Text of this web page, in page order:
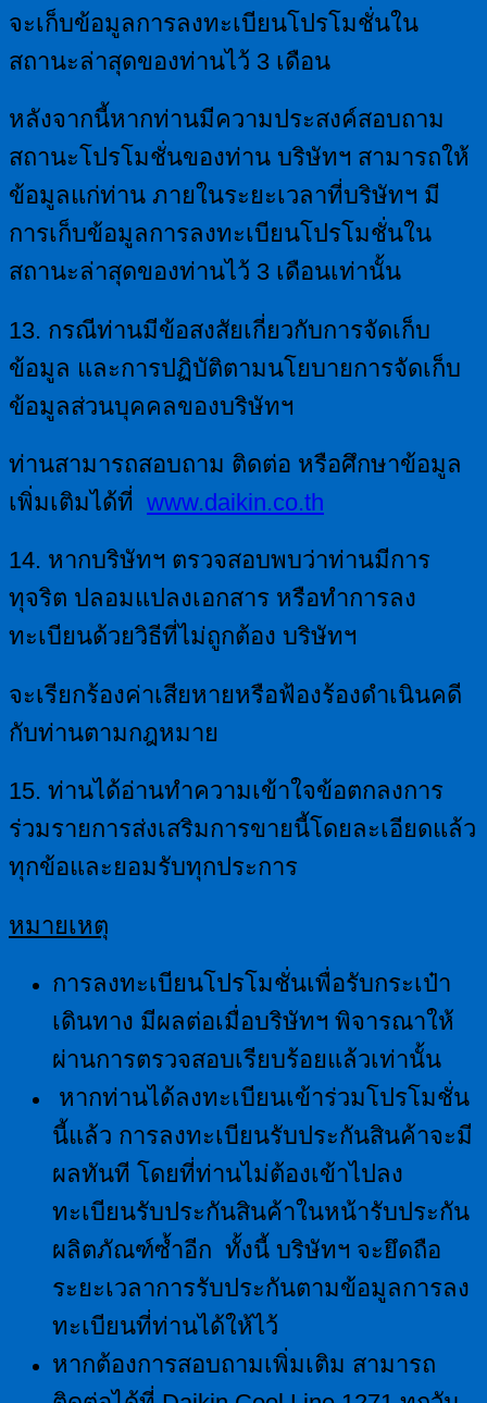
จะเก็บข้อมูลการลงทะเบียนโปรโมชั่นใน
สถานะล่าสุดของท่านไว้ 3 เดือน
หลังจากนี้หากท่านมีความประสงค์สอบถาม
สถานะโปรโมชั่นของท่าน บริษัทฯ สามารถให้
ข้อมูลแก่ท่าน ภายในระยะเวลาที่บริษัทฯ มี
การเก็บข้อมูลการลงทะเบียนโปรโมชั่นใน
สถานะล่าสุดของท่านไว้ 3 เดือนเท่านั้น
13. กรณีท่านมีข้อสงสัยเกี่ยวกับการจัดเก็บ
ข้อมูล และการปฏิบัติตามนโยบายการจัดเก็บ
ข้อมูลส่วนบุคคลของบริษัทฯ
ท่านสามารถสอบถาม ติดต่อ หรือศึกษาข้อมูล
เพิ่มเติมได้ที่ www.daikin.co.th
14. หากบริษัทฯ ตรวจสอบพบว่าท่านมีการ
ทุจริต ปลอมแปลงเอกสาร หรือทำการลง
ทะเบียนด้วยวิธีที่ไม่ถูกต้อง บริษัทฯ
จะเรียกร้องค่าเสียหายหรือฟ้องร้องดำเนินคดี
กับท่านตามกฎหมาย
15. ท่านได้อ่านทำความเข้าใจข้อตกลงการ
ร่วมรายการส่งเสริมการขายนี้โดยละเอียดแล้ว
ทุกข้อและยอมรับทุกประการ
หมายเหตุ
การลงทะเบียนโปรโมชั่นเพื่อรับกระเป๋า
เดินทาง มีผลต่อเมื่อบริษัทฯ พิจารณาให้
ผ่านการตรวจสอบเรียบร้อยแล้วเท่านั้น
หากท่านได้ลงทะเบียนเข้าร่วมโปรโมชั่น
นี้แล้ว การลงทะเบียนรับประกันสินค้าจะมี
ผลทันที โดยที่ท่านไม่ต้องเข้าไปลง
ทะเบียนรับประกันสินค้าในหน้ารับประกัน
ผลิตภัณฑ์ซ้ำอีก ทั้งนี้ บริษัทฯ จะยึดถือ
ระยะเวลาการรับประกันตามข้อมูลการลง
ทะเบียนที่ท่านได้ให้ไว้
หากต้องการสอบถามเพิ่มเติม สามารถ